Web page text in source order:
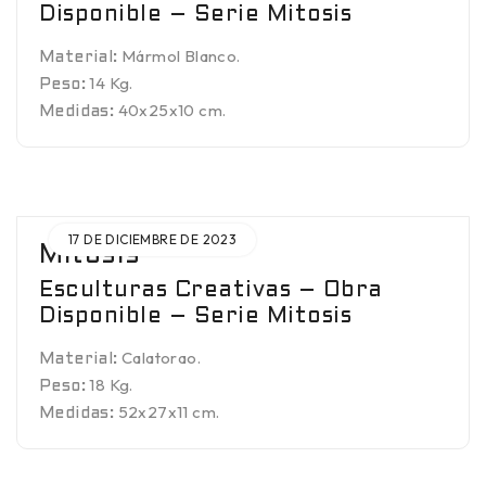
Disponible – Serie Mitosis
Material: Mármol Blanco.
Peso: 14 Kg.
Medidas: 40x25x10 cm.
17 DE DICIEMBRE DE 2023
Mitosis
Esculturas Creativas – Obra
Disponible – Serie Mitosis
Material: Calatorao.
Peso: 18 Kg.
Medidas: 52x27x11 cm.